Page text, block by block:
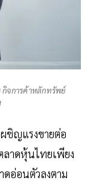
จการค้าหลักทรัพย์
ชิญแรงขายต่อ
ลาดหุ้นไทยเพียง
ดอ่อนตัวลงตาม